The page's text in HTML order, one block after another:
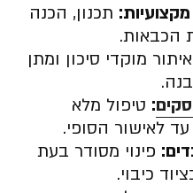
מקצועיות: תכנון, הכנה
הכבאות.
איתור מוקדי סיכון ומתן
: טיפול מלא
לאישור הסופי.
: פינוי מסודר בעת
כיבוי.